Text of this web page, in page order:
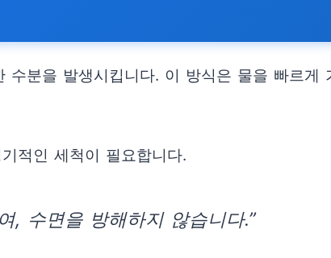
분을 발생시킵니다. 이 방식은 물을 빠르게
적인 세척이 필요합니다.
, 수면을 방해하지 않습니다.”